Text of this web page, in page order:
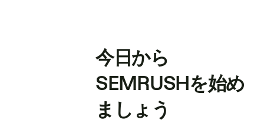
今日から
SEMRUSHを始め
ましょう